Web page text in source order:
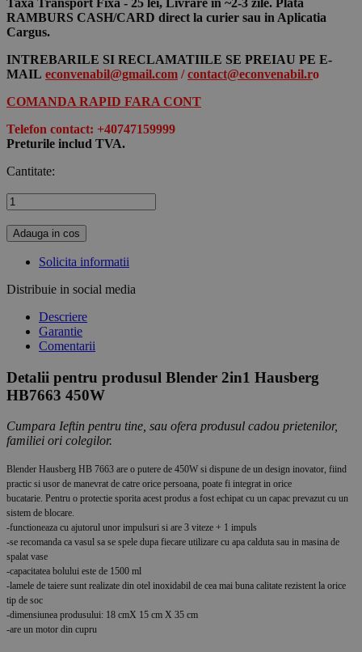
Taxa Transport Fixa - 25 lei, Livrare in ~2-3 zile. Plata
RAMBURS CASH/CARD direct la curier sau in Aplicatia
Cargus.
INTREBARILE SI RECLAMATIILE SE PREIAU PE E-
MAIL econvenabil@gmail.com /contact@econvenabil.ro
COMANDA RAPID FARA CONT
Telefon contact: +40747159999
Preturile includ TVA.
Cantitate:
Adauga in cos
Solicita informatii
Distribuie in social media
Descriere
Garantie
Comentarii
Detalii pentru produsul Blender 2in1 Hausberg
HB7663 450W
Cumpara Ieftin pentru tine, sau ofera produsul cadou prietenilor,
familiei ori colegilor.
Blender Hausberg HB 7663 are o putere de 450W si dispune de un design inovator, fiind
practic si usor de manevrat de catre orice persoana, poate fi integrat in orice
bucatarie. Pentru o protectie sporita acest produs a fost echipat cu un capac prevazut cu un
sistem de blocare.
-functioneaza cu ajutorul unor impulsuri si are 3 viteze + 1 impuls
-se recomanda ca vasul sa se spele dupa fiecare utilizare cu apa calduta sau in masina de
spalat vase
-capacitatea bolului este de 1500 ml
-lamele de taiere sunt realizate din otel inoxidabil de cea mai buna calitate rezistent la orice
tip de soc
-dimensiunea produsului: 18 cmX 15 cm X 35 cm
-are un motor din cupru